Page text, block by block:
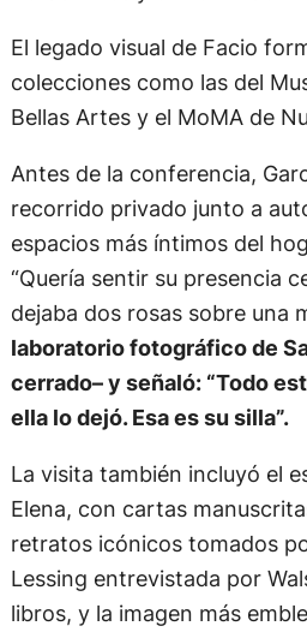
El legado visual de Facio
colecciones como las del
Bellas Artes y el MoMA de
Antes de la conferencia,
recorrido privado junto a
espacios más íntimos del
“Quería sentir su presencia
dejaba dos rosas sobre una
laboratorio fotográfico de
cerrado– y señaló: “Todo
ella lo dejó. Esa es su silla”.
La visita también incluyó el
Elena, con cartas
retratos icónicos tomados
Lessing entrevistada por
libros, y la imagen más